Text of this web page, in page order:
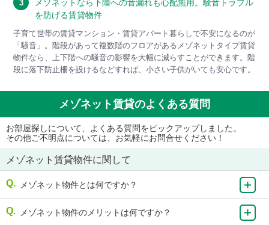
3
メゾネットなら下階への音漏れも心配無用。騒音トラブル
を防げる賃貸物件
子育て世帯の賃貸マンション・賃貸アパート暮らしで不安になるのが
「騒音」。階段があって複数階のフロアがあるメゾネットタイプ賃貸
物件なら、上下階への騒音の影響を大幅に減らすことができます。階
段に落下防止柵を設けるなどすれば、小さい子供がいても安心です。
メゾネット賃貸のよくある質問
お部屋探しについて、よくある質問をピックアップしました。
その他ご不明点については、お気軽にお問合せください！
メゾネット賃貸物件に関して
メゾネット物件とは何ですか？
メゾネット物件のメリットは何ですか？